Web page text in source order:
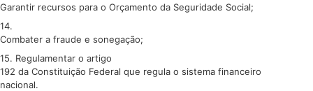
Garantir recursos para o Orçamento da Seguridade Social;
14.
Combater a fraude e sonegação;
15. Regulamentar o artigo
192 da Constituição Federal que regula o sistema financeiro
nacional.